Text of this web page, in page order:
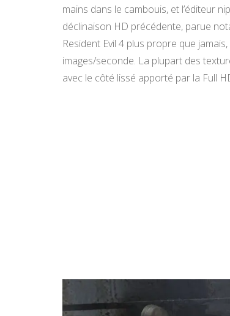
mains dans le cambouis, et l’éditeur
déclinaison HD précédente, parue
Resident Evil 4 plus propre que
images/seconde. La plupart des
avec le côté lissé apporté par la Full